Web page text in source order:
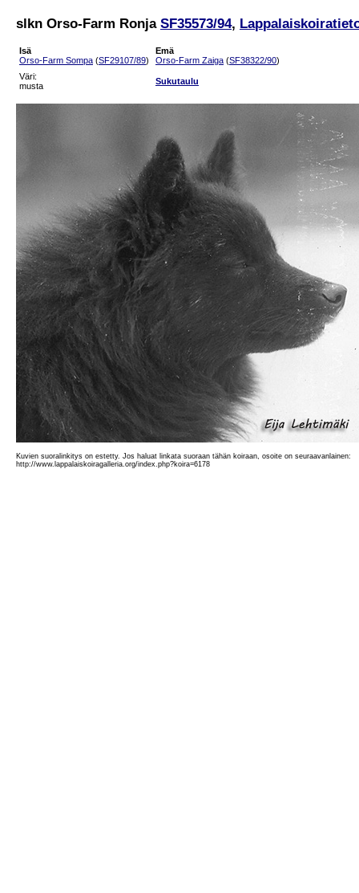
slkn Orso-Farm Ronja SF35573/94,
Isä
Orso-Farm Sompa (SF29107/89)
Emä
Orso-Farm Zaiga (SF38322/90)
Väri:
musta
Sukutaulu
Kuvien suoralinkitys on estetty. Jos haluat linkata suoraan tähän koiraan, osoite on seuraavanlainen:
http://www.lappalaiskoiragalleria.org/index.php?koira=6178